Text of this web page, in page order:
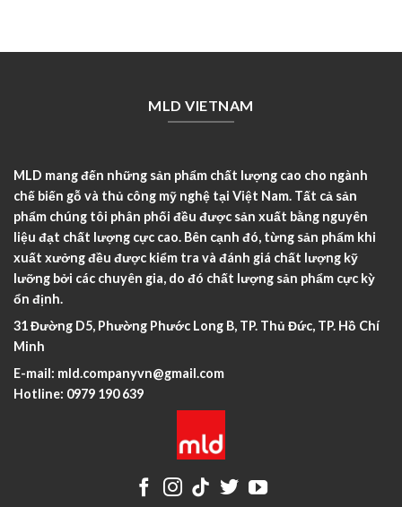
MLD VIETNAM
MLD mang đến những sản phẩm chất lượng cao cho ngành
chế biến gỗ và thủ công mỹ nghệ tại Việt Nam. Tất cả sản
phẩm chúng tôi phân phối đều được sản xuất bằng nguyên
liệu đạt chất lượng cực cao. Bên cạnh đó, từng sản phẩm khi
xuất xưởng đều được kiểm tra và đánh giá chất lượng kỹ
lưỡng bởi các chuyên gia, do đó chất lượng sản phẩm cực kỳ
ổn định.
31 Đường D5, Phường Phước Long B, TP. Thủ Đức, TP. Hồ Chí
Minh
E-mail: mld.companyvn@gmail.com
Hotline: 0979 190 639